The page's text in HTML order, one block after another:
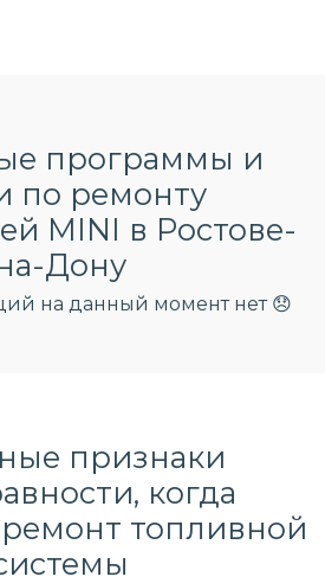
программы и
по ремонту
MINI в Ростове-
Дону
на данный момент нет 😞
признаки
когда
топливной